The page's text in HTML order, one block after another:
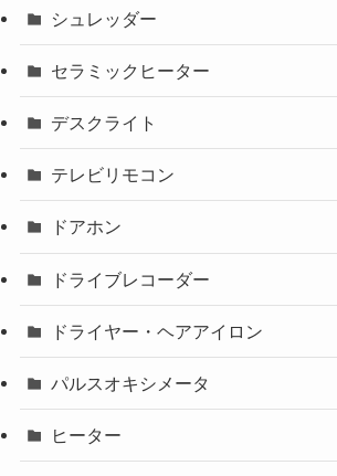
シュレッダー
セラミックヒーター
デスクライト
テレビリモコン
ドアホン
ドライブレコーダー
ドライヤー・ヘアアイロン
パルスオキシメータ
ヒーター